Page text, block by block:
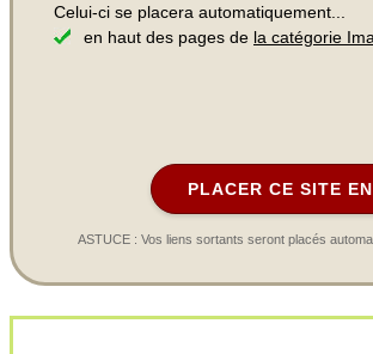
Celui-ci se placera automatiquement...
en haut des pages de la catégorie
PLACER CE SITE
ASTUCE : Vos liens sortants seront placés